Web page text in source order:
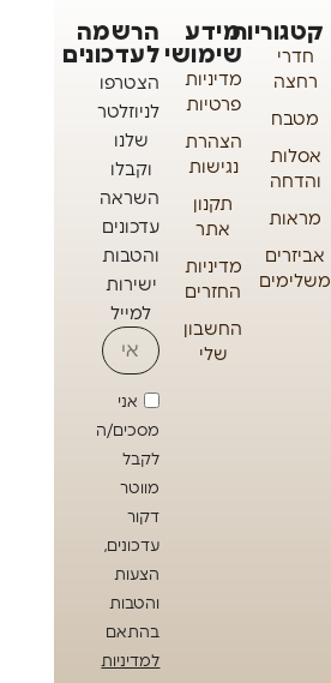
קטגוריות
חדרי
רחצה
מטבח
אסלות
והדחה
מראות
אביזרים
משלימים
מידע
שימושי
מדיניות
פרטיות
הצהרת
נגישות
תקנון
אתר
מדיניות
החזרים
החשבון
שלי
הרשמה
לעדכונים
הצטרפו
לניוזלטר
שלנו
וקבלו
השראה
עדכונים
והטבות
ישירות
למייל
אני
מסכים/ה
לקבל
מווטר
דקור
עדכונים,
הצעות
והטבות
בהתאם
למדיניות